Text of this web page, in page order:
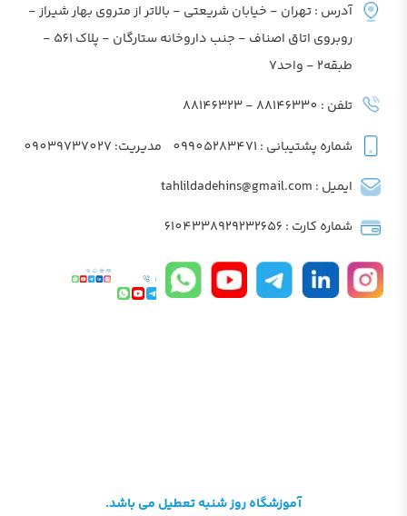
آدرس : تهران - خیابان شریعتی - بالاتر از متروی بهار شیراز -
روبروی اتاق اصناف - جنب داروخانه ستارگان - پلاک 561 -
طبقه2 - واحد7
تلفن : 88146330 - 88146323
شماره پشتیبانی : 09905283471 مدیریت: 09039737027
ایمیل : tahlildadehins@gmail.com
شماره کارت : 6104338929232656
آموزشگاه روز شنبه تعطیل می باشد.